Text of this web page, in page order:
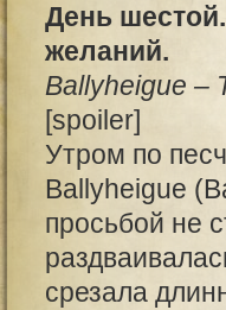
День
желаний.
Ballyheigue –
[spoiler]
Утром по
Ballyheigue
просьбой не
срезала